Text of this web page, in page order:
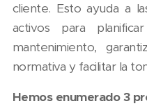
cliente. Esto ayuda a
activos para
mantenimiento,
normativa y facilitar la
Hemos enumerado 3